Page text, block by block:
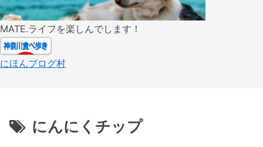
MATE.ライフを楽しんでします！
にほんブログ村
にんにくチップ